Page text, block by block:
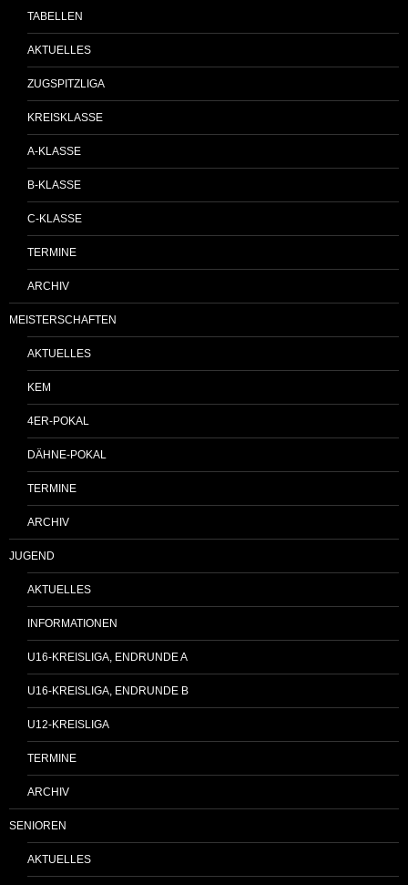
TABELLEN
AKTUELLES
ZUGSPITZLIGA
KREISKLASSE
A-KLASSE
B-KLASSE
C-KLASSE
TERMINE
ARCHIV
MEISTERSCHAFTEN
AKTUELLES
KEM
4ER-POKAL
DÄHNE-POKAL
TERMINE
ARCHIV
JUGEND
AKTUELLES
INFORMATIONEN
U16-KREISLIGA, ENDRUNDE A
U16-KREISLIGA, ENDRUNDE B
U12-KREISLIGA
TERMINE
ARCHIV
SENIOREN
AKTUELLES